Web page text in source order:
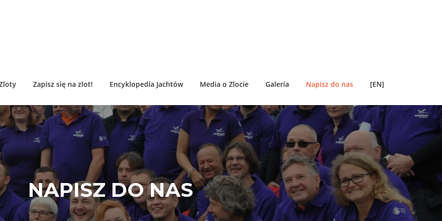
Zapisz się na zlot! Encyklopedia Jachtów Media o Zlocie Galeria Napisz do nas [EN]
NAPISZ DO NAS